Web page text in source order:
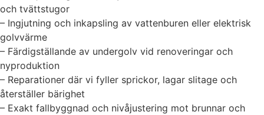
och tvättstugor
– Ingjutning och inkapsling av vattenburen eller elektrisk
golvvärme
– Färdigställande av undergolv vid renoveringar och
nyproduktion
– Reparationer där vi fyller sprickor, lagar slitage och
återställer bärighet
– Exakt fallbyggnad och nivåjustering mot brunnar och